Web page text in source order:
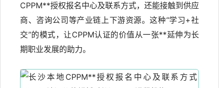
CPPM**授权报名中心及联系方式，还能接触到供应
商、咨询公司等产业链上下游资源。这种“学习+社
交”的模式，让CPPM认证的价值从一张**延伸为长
期职业发展的助力。